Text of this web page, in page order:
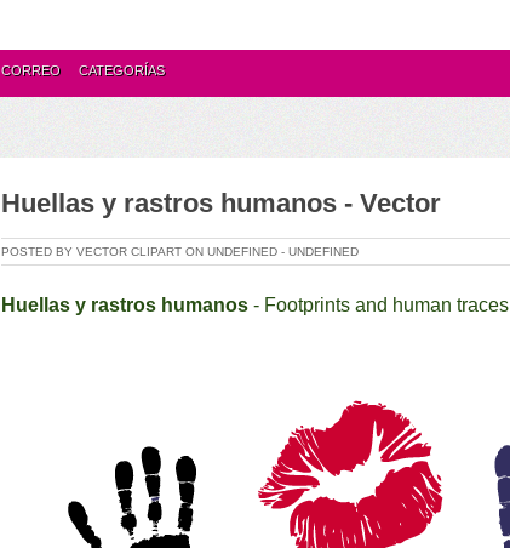
CORREO CATEGORÍAS
Huellas y rastros humanos - Vector
POSTED BY VECTOR CLIPART ON UNDEFINED - UNDEFINED
Huellas y rastros humanos - Footprints and human traces